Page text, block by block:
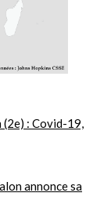
(2e) : Covid-19,
annonce sa